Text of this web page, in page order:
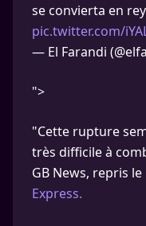
se convierta en rey
pic.twitter.com/
— El Farandi
">
"Cette rupture
très difficile à
GB News, repris
Express.